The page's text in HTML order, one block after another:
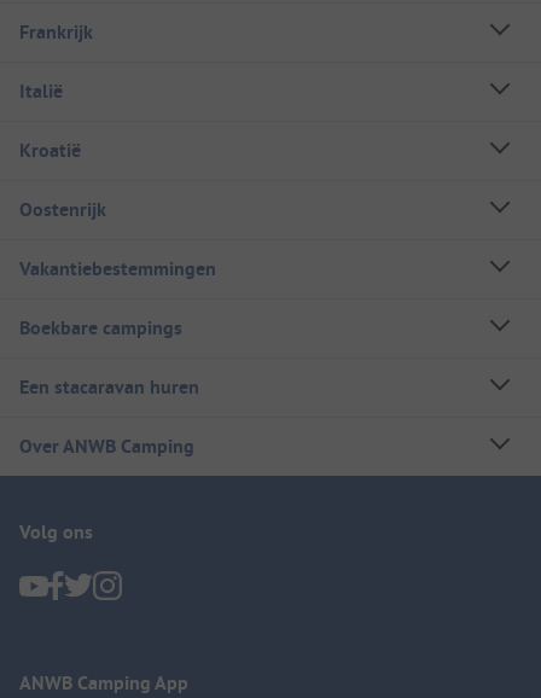
Frankrijk
Italië
Kroatië
Oostenrijk
Vakantiebestemmingen
Boekbare campings
Een stacaravan huren
Over ANWB Camping
Volg ons
ANWB Camping App